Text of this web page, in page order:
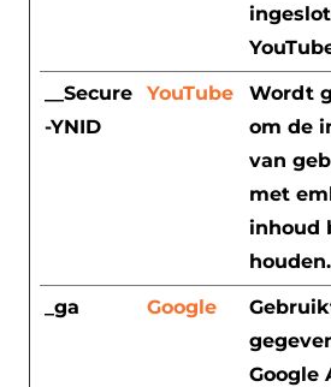
__Secure
-YNID
YouTube
Wordt
om de
van
met
inhoud
houden.
_ga Google
Google